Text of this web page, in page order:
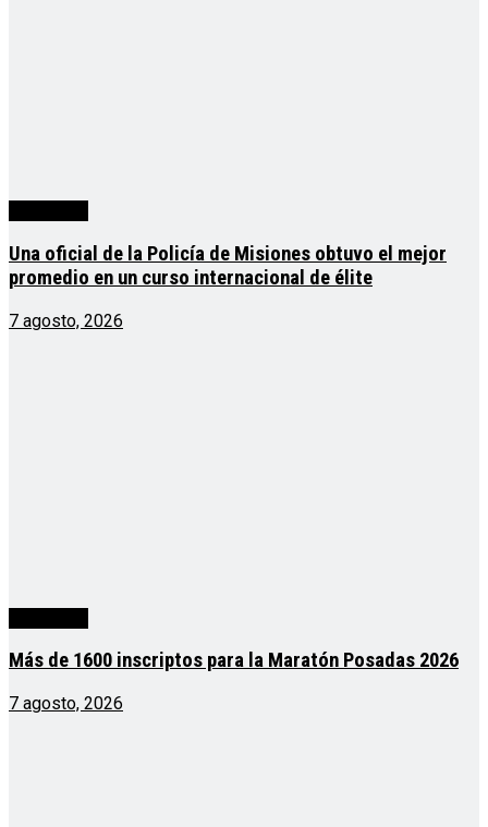
Una oficial de la Policía de Misiones obtuvo el mejor
promedio en un curso internacional de élite
7 agosto, 2026
Más de 1600 inscriptos para la Maratón Posadas 2026
7 agosto, 2026